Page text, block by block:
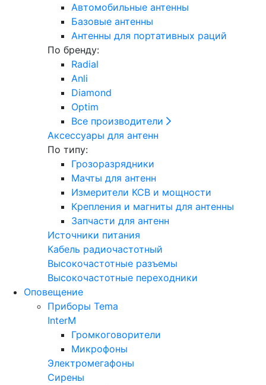
Автомобильные антенны
Базовые антенны
Антенны для портативных раций
По бренду:
Radial
Anli
Diamond
Optim
Все производители
Аксессуары для антенн
По типу:
Грозоразрядники
Мачты для антенн
Измерители КСВ и мощности
Крепления и магниты для антенны
Запчасти для антенн
Источники питания
Кабель радиочастотный
Высокочастотные разъемы
Высокочастотные переходники
Оповещение
Приборы Tema
InterM
Громкоговорители
Микрофоны
Электромегафоны
Сирены